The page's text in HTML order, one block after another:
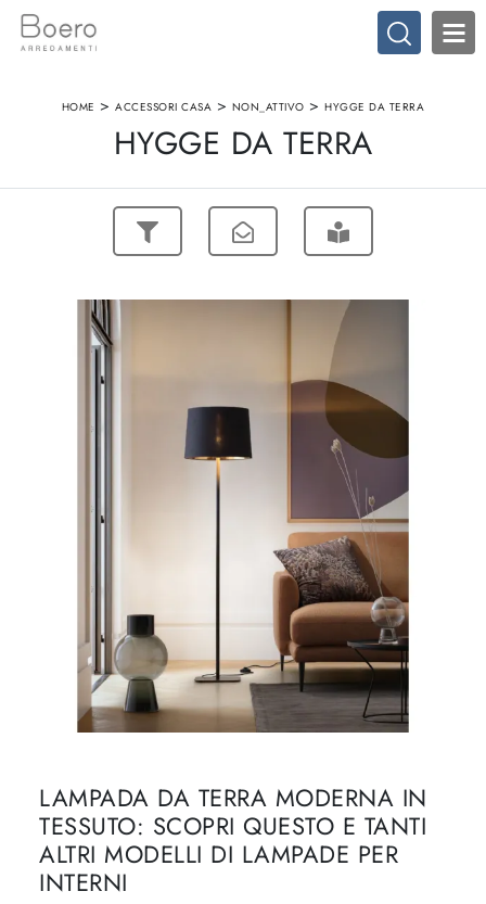
HOME >ACCESSORI CASA > NON_ATTIVO >HYGGE DA TERRA
HYGGE DA TERRA
LAMPADA DA TERRA MODERNA IN
TESSUTO: SCOPRI QUESTO E TANTI
ALTRI MODELLI DI LAMPADE PER
INTERNI